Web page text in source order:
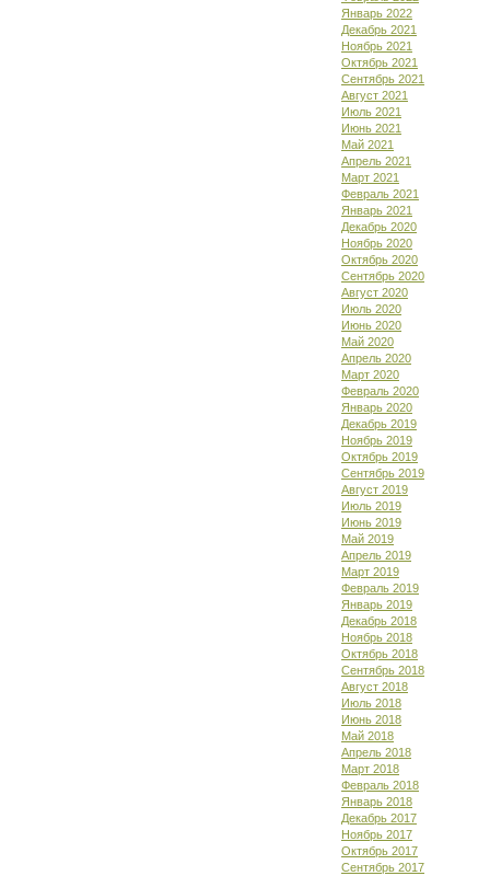
Январь 2022
Декабрь 2021
Ноябрь 2021
Октябрь 2021
Сентябрь 2021
Август 2021
Июль 2021
Июнь 2021
Май 2021
Апрель 2021
Март 2021
Февраль 2021
Январь 2021
Декабрь 2020
Ноябрь 2020
Октябрь 2020
Сентябрь 2020
Август 2020
Июль 2020
Июнь 2020
Май 2020
Апрель 2020
Март 2020
Февраль 2020
Январь 2020
Декабрь 2019
Ноябрь 2019
Октябрь 2019
Сентябрь 2019
Август 2019
Июль 2019
Июнь 2019
Май 2019
Апрель 2019
Март 2019
Февраль 2019
Январь 2019
Декабрь 2018
Ноябрь 2018
Октябрь 2018
Сентябрь 2018
Август 2018
Июль 2018
Июнь 2018
Май 2018
Апрель 2018
Март 2018
Февраль 2018
Январь 2018
Декабрь 2017
Ноябрь 2017
Октябрь 2017
Сентябрь 2017